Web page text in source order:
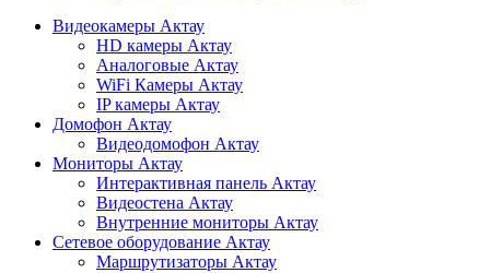
Видеокамеры Актау
HD камеры Актау
Аналоговые Актау
WiFi Камеры Актау
IP камеры Актау
Домофон Актау
Видеодомофон Актау
Мониторы Актау
Интерактивная панель Актау
Видеостена Актау
Внутренние мониторы Актау
Сетевое оборудование Актау
Маршрутизаторы Актау